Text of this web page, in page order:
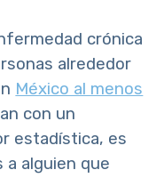
crónica
alrededor
México al menos
con un
estadística, es
a alguien que